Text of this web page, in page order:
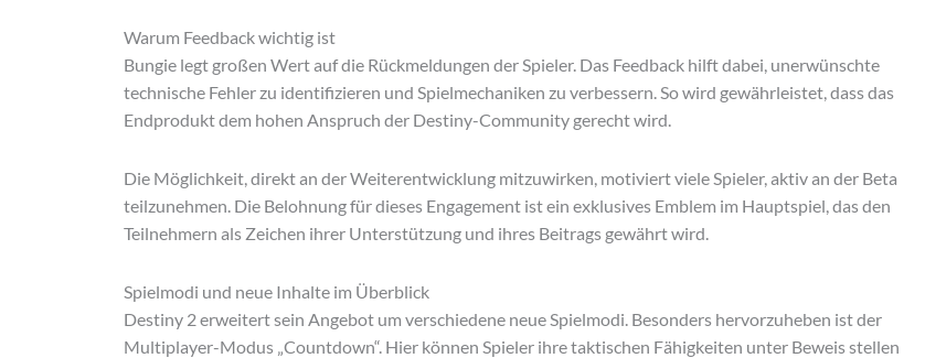
Warum Feedback wichtig ist
Bungie legt großen Wert auf die Rückmeldungen der Spieler. Das Feedback hilft dabei, unerwünschte
technische Fehler zu identifizieren und Spielmechaniken zu verbessern. So wird gewährleistet, dass das
Endprodukt dem hohen Anspruch der Destiny-Community gerecht wird.
Die Möglichkeit, direkt an der Weiterentwicklung mitzuwirken, motiviert viele Spieler, aktiv an der Beta
teilzunehmen. Die Belohnung für dieses Engagement ist ein exklusives Emblem im Hauptspiel, das den
Teilnehmern als Zeichen ihrer Unterstützung und ihres Beitrags gewährt wird.
Spielmodi und neue Inhalte im Überblick
Destiny 2 erweitert sein Angebot um verschiedene neue Spielmodi. Besonders hervorzuheben ist der
Multiplayer-Modus „Countdown“. Hier können Spieler ihre taktischen Fähigkeiten unter Beweis stellen